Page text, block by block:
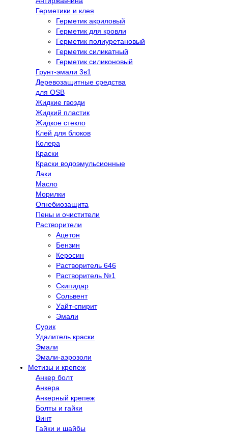
Герметики и клея
Герметик акриловый
Герметик для кровли
Герметик полиуретановый
Герметик силикатный
Герметик силиконовый
Грунт-эмали 3в1
Деревозащитные средства
для OSB
Жидкие гвозди
Жидкий пластик
Жидкое стекло
Клей для блоков
Колера
Краски
Краски водоэмульсионные
Лаки
Масло
Морилки
Огнебиозащита
Пены и очистители
Растворители
Ацетон
Бензин
Керосин
Растворитель 646
Растворитель №1
Скипидар
Сольвент
Уайт-спирит
Эмали
Сурик
Удалитель краски
Эмали
Эмали-аэрозоли
Метизы и крепеж
Анкер болт
Анкера
Анкерный крепеж
Болты и гайки
Винт
Гайки и шайбы